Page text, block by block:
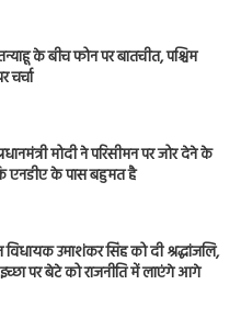
के बीच फोन पर बातचीत, पश्चिम
चर्चा
मोदी ने परिसीमन पर जोर देने के
एनडीए के पास बहुमत है
उमाशंकर सिंह को दी श्रद्धांजलि,
पर बेटे को राजनीति में लाएंगे आगे